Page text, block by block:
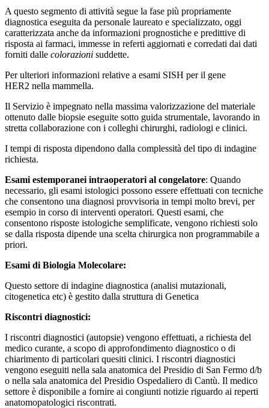
A questo segmento di attività segue la fase più propriamente
diagnostica eseguita da personale laureato e specializzato, oggi
caratterizzata anche da informazioni prognostiche e predittive di
risposta ai farmaci, immesse in referti aggiornati e corredati dai dati
forniti dalle colorazioni suddette.
Per ulteriori informazioni relative a esami SISH per il gene
HER2 nella mammella.
Il Servizio è impegnato nella massima valorizzazione del materiale
ottenuto dalle biopsie eseguite sotto guida strumentale, lavorando in
stretta collaborazione con i colleghi chirurghi, radiologi e clinici.
I tempi di risposta dipendono dalla complessità del tipo di indagine
richiesta.
Esami estemporanei intraoperatori al congelatore: Quando
necessario, gli esami istologici possono essere effettuati con tecniche
che consentono una diagnosi provvisoria in tempi molto brevi, per
esempio in corso di interventi operatori. Questi esami, che
consentono risposte istologiche semplificate, vengono richiesti solo
se dalla risposta dipende una scelta chirurgica non programmabile a
priori.
Esami di Biologia Molecolare:
Questo settore di indagine diagnostica (analisi mutazionali,
citogenetica etc) è gestito dalla struttura di Genetica
Riscontri diagnostici:
I riscontri diagnostici (autopsie) vengono effettuati, a richiesta del
medico curante, a scopo di approfondimento diagnostico o di
chiarimento di particolari quesiti clinici. I riscontri diagnostici
vengono eseguiti nella sala anatomica del Presidio di San Fermo d/b
o nella sala anatomica del Presidio Ospedaliero di Cantù. Il medico
settore è disponibile a fornire ai congiunti notizie riguardo ai reperti
anatomopatologici riscontrati.